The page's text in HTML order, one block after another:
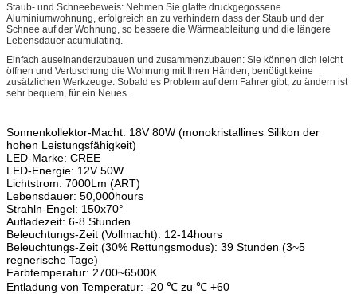
Staub- und Schneebeweis: Nehmen Sie glatte druckgegossene
Aluminiumwohnung, erfolgreich an zu verhindern dass der Staub und der
Schnee auf der Wohnung, so bessere die Wärmeableitung und die längere
Lebensdauer acumulating.
Einfach auseinanderzubauen und zusammenzubauen: Sie können dich leicht
öffnen und Vertuschung die Wohnung mit Ihren Händen, benötigt keine
zusätzlichen Werkzeuge. Sobald es Problem auf dem Fahrer gibt, zu ändern ist
sehr bequem, für ein Neues.
Sonnenkollektor-Macht: 18V 80W (monokristallines Silikon der
hohen Leistungsfähigkeit)
LED-Marke: CREE
LED-Energie: 12V 50W
Lichtstrom: 7000Lm (ART)
Lebensdauer: 50,000hours
Strahln-Engel: 150x70°
Aufladezeit: 6-8 Stunden
Beleuchtungs-Zeit (Vollmacht): 12-14hours
Beleuchtungs-Zeit (30% Rettungsmodus): 39 Stunden (3~5
regnerische Tage)
Farbtemperatur: 2700~6500K
Entladung von Temperatur: -20 ℃ zu ℃ +60